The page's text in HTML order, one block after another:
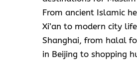
From ancient Islamic
Xi’an to modern city
Shanghai, from halal
in Beijing to shopping